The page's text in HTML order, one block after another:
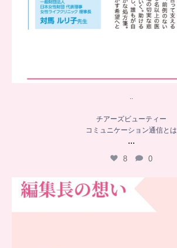
チアーズビューティー
コミュニケーション通信とは
...
8 0
チアーズビューティー誕生秘話